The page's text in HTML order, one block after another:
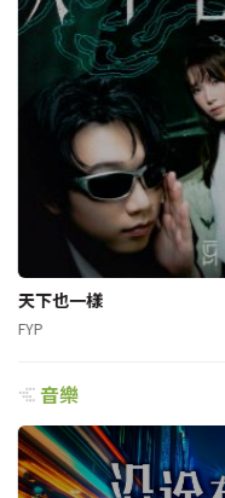
天下也一樣
FYP
音樂